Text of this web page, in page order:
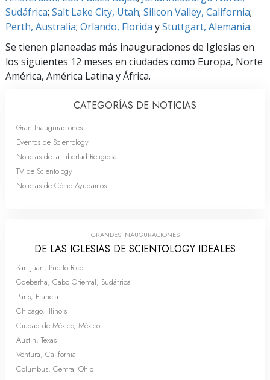
Sudáfrica; Salt Lake City, Utah; Silicon Valley, California;
Perth, Australia; Orlando, Florida yStuttgart, Alemania.
Se tienen planeadas más inauguraciones de Iglesias en
los siguientes 12 meses en ciudades como Europa, Norte
América, América Latina y África.
CATEGORÍAS DE NOTICIAS
Gran Inauguraciones
Eventos de Scientology
Noticias de la Libertad Religiosa
TV de Scientology
Noticias de Cómo Ayudamos
GRANDES INAUGURACIONES
DE LAS IGLESIAS DE SCIENTOLOGY IDEALES
San Juan, Puerto Rico
Gqeberha, Cabo Oriental, Sudáfrica
París, Francia
Chicago, Illinois
Ciudad de México, México
Austin, Texas
Ventura, California
Columbus, Central Ohio